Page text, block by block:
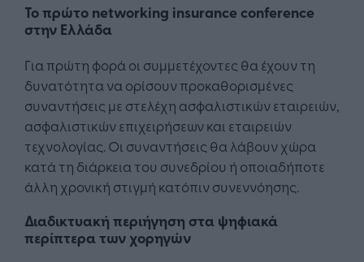
Το πρώτο networking insurance conference
στην Ελλάδα
Για πρώτη φορά οι συμμετέχοντες θα έχουν τη
δυνατότητα να ορίσουν προκαθορισμένες
συναντήσεις με στελέχη ασφαλιστικών εταιρειών,
ασφαλιστικών επιχειρήσεων και εταιρειών
τεχνολογίας. Οι συναντήσεις θα λάβουν χώρα
κατά τη διάρκεια του συνεδρίου ή οποιαδήποτε
άλλη χρονική στιγμή κατόπιν συνεννόησης.
Διαδικτυακή περιήγηση στα ψηφιακά
περίπτερα των χορηγών